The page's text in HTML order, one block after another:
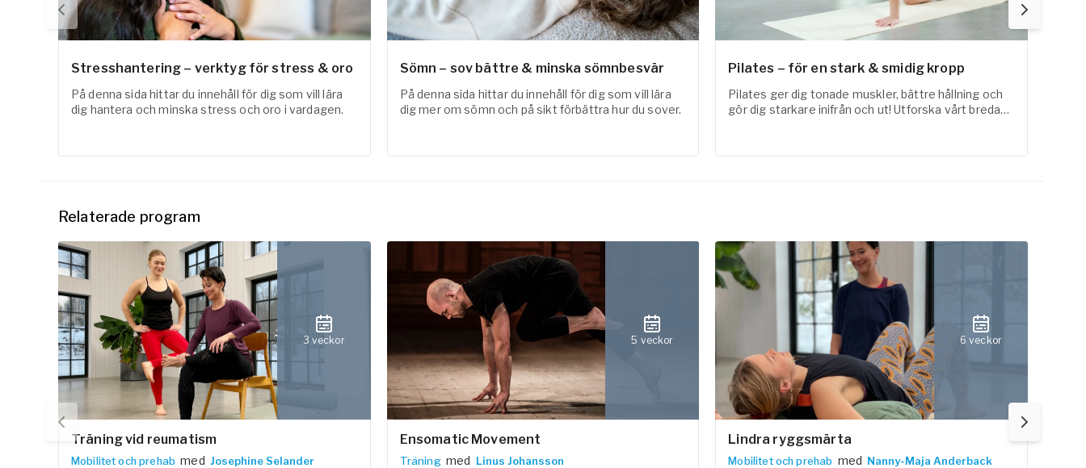
Stresshantering – verktyg för stress & oro
På denna sida hittar du innehåll för dig som vill lära
dig hantera och minska stress och oro i vardagen.
Sömn – sov bättre & minska sömnbesvär
På denna sida hittar du innehåll för dig som vill lära
dig mer om sömn och på sikt förbättra hur du sover.
Pilates – för en stark & smidig kropp
Pilates ger dig tonade muskler, bättre hållning och
gör dig starkare inifrån och ut! Utforska vårt breda
Relaterade program
3 veckor
Träning vid reumatism
Mobilitet och prehab med Josephine Selander
5 veckor
Ensomatic Movement
Träning med Linus Johansson
6 veckor
Lindra ryggsmärta
Mobilitet och prehab med Nanny-Maja Anderback